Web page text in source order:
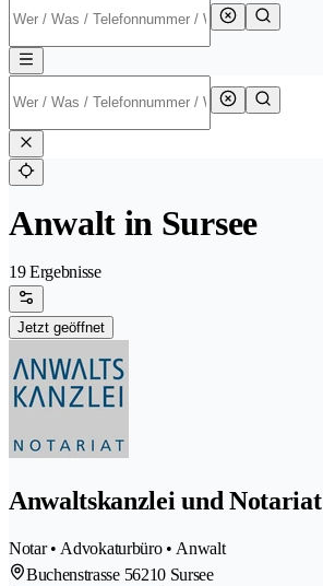
Anwalt in Sursee
19 Ergebnisse
Jetzt geöffnet
Anwaltskanzlei und Notariat
Notar • Advokaturbüro • Anwalt
Buchenstrasse 56210 Sursee